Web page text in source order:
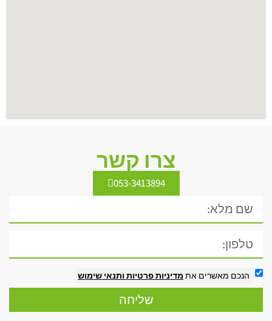
צרו קשר
053-3413894
הנכם מאשרים את מדיניות פרטיות ותנאי שימוש
שליחה